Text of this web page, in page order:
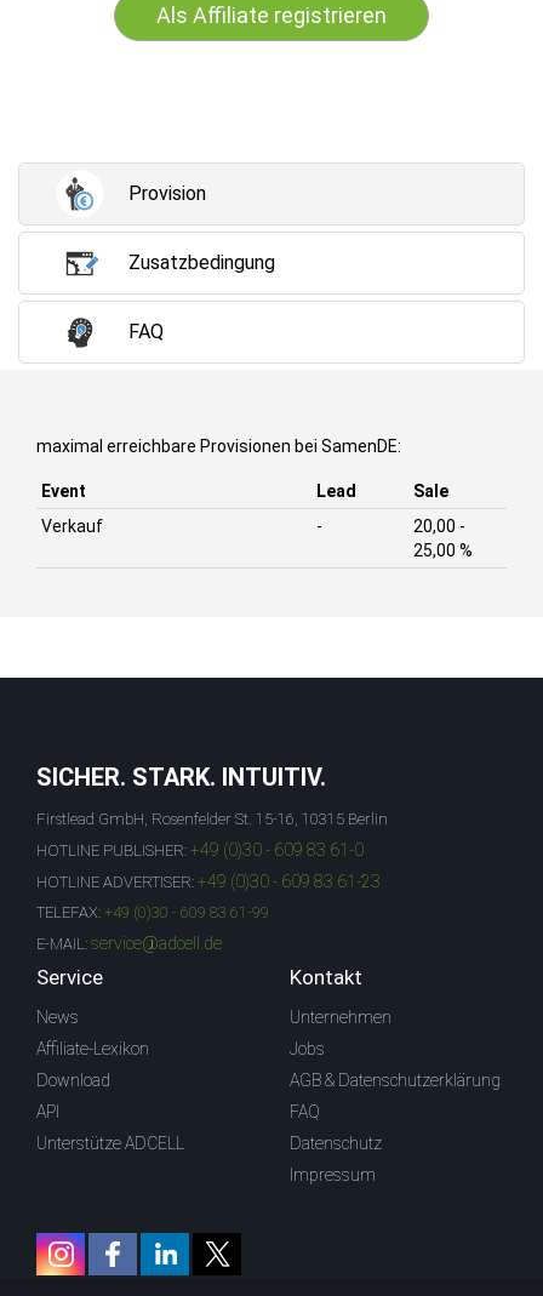
Als Affiliate registrieren
Provision
Zusatzbedingung
FAQ
maximal erreichbare Provisionen bei SamenDE:
Event Lead
Sale
Verkauf
-
20,00 -
25,00 %
SICHER. STARK. INTUITIV.
Firstlead GmbH, Rosenfelder St. 15-16, 10315 Berlin
HOTLINE PUBLISHER: +49 (0)30 - 609 83 61-0
HOTLINE ADVERTISER: +49 (0)30 - 609 83 61-23
TELEFAX: +49 (0)30 - 609 83 61-99
E-MAIL: service@adcell.de
Service
News
Affiliate-Lexikon
Download
API
Unterstütze ADCELL
Kontakt
Unternehmen
Jobs
AGB & Datenschutzerklärung
FAQ
Datenschutz
Impressum